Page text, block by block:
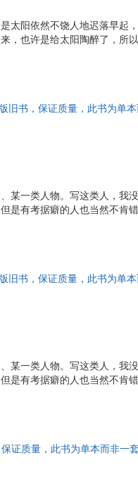
太阳依然不饶人地迟落早起
，也许是给太阳陶醉了，所
了澡赶到甲板上吹海风，又
害，事后大家都说是兵戈之
旧书，保证质量，此书为单
某一类人物。写这类人，我
是有考据癖的人也当然不肯
生，屡想中止。由于杨绛女
她。不过，近来觉得献书也像
旧书，保证质量，此书为单
某一类人物。写这类人，我
是有考据癖的人也当然不肯
生，屡想中止。由于杨绛女
她。不过，近来觉得献书也像
证质量，此书为单本而非一